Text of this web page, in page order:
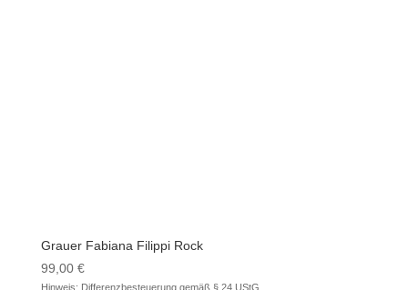
Grauer Fabiana Filippi Rock
99,00 €
Hinweis: Differenzbesteuerung gemäß § 24 UStG.